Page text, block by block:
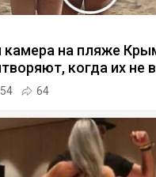
камера на пляже
когда их не
54 64